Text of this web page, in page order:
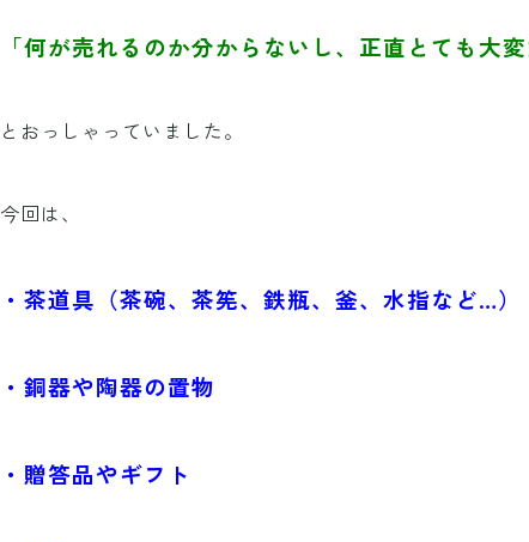
「何が売れるのか分からないし、正直とても大変
とおっしゃっていました。
今回は、
・茶道具（茶碗、茶筅、鉄瓶、釜、水指など…）
・銅器や陶器の置物
・贈答品やギフト